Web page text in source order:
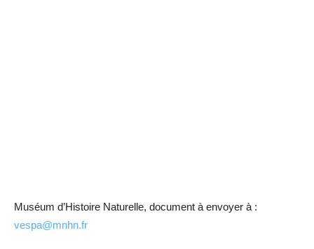
Muséum d’Histoire Naturelle, document à envoyer à :
vespa@mnhn.fr